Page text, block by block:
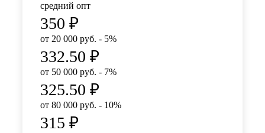
средний опт
350 ₽
от 20 000 руб. - 5%
332.50 ₽
от 50 000 руб. - 7%
325.50 ₽
от 80 000 руб. - 10%
315 ₽